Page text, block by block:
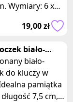
Wymiary: 6 x
19,00 zł
biało-
kotwica
biało-
do kluczy w
pamiątka
7,5 cm,